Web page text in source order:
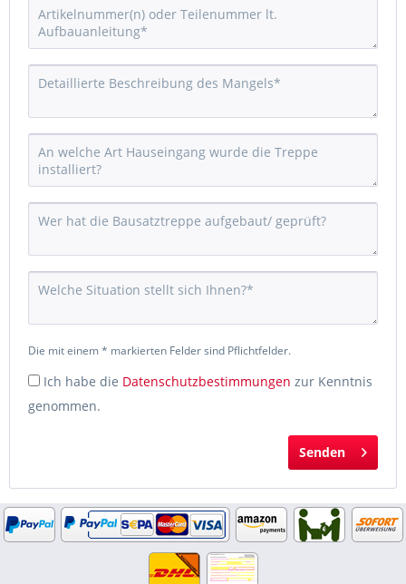
Die mit einem * markierten Felder sind Pflichtfelder.
Ich habe die Datenschutzbestimmungen zur Kenntnis
genommen.
Senden